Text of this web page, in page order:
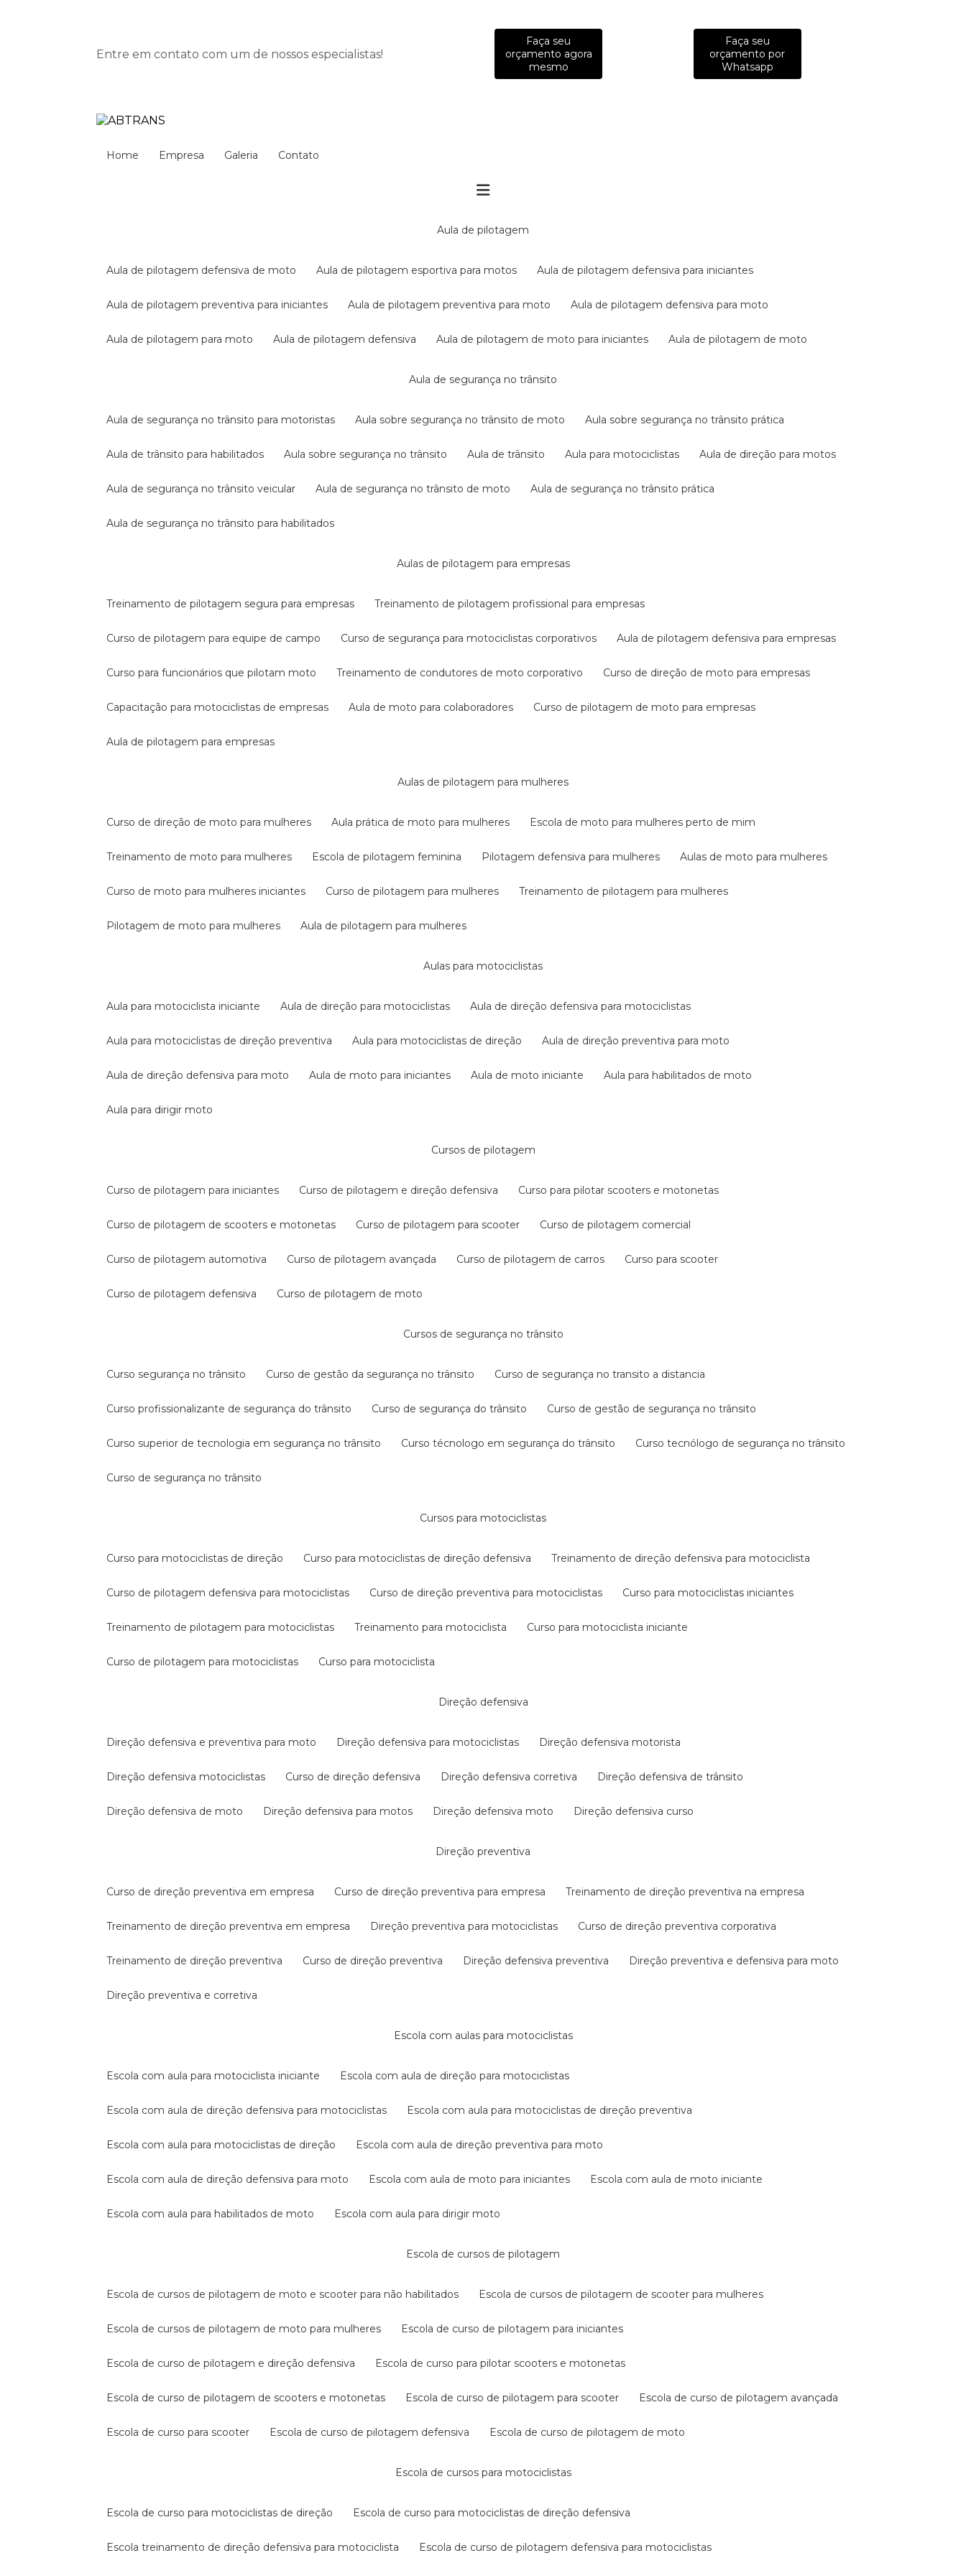
Entre em contato com um de nossos especialistas!
Faça seu
orçamento agora
mesmo
Faça seu
orçamento por
Whatsapp
Home Empresa Galeria Contato
aula de pilotagem
aula de pilotagem defensiva de moto aula de pilotagem esportiva para motos aula de pilotagem defensiva para iniciantes
aula de pilotagem preventiva para iniciantes aula de pilotagem preventiva para moto aula de pilotagem defensiva para moto
aula de pilotagem para moto aula de pilotagem defensiva aula de pilotagem de moto para iniciantes aula de pilotagem de moto
aula de segurança no trânsito
aula de segurança no trânsito para motoristas aula sobre segurança no trânsito de moto aula sobre segurança no trânsito prática
aula de trânsito para habilitados aula sobre segurança no trânsito aula de trânsito aula para motociclistas aula de direção para motos
aula de segurança no trânsito veicular aula de segurança no trânsito de moto aula de segurança no trânsito prática
aula de segurança no trânsito para habilitados
aulas de pilotagem para empresas
treinamento de pilotagem segura para empresas treinamento de pilotagem profissional para empresas
curso de pilotagem para equipe de campo curso de segurança para motociclistas corporativos aula de pilotagem defensiva para empresas
curso para funcionários que pilotam moto treinamento de condutores de moto corporativo curso de direção de moto para empresas
capacitação para motociclistas de empresas aula de moto para colaboradores curso de pilotagem de moto para empresas
aula de pilotagem para empresas
aulas de pilotagem para mulheres
curso de direção de moto para mulheres aula prática de moto para mulheres escola de moto para mulheres perto de mim
treinamento de moto para mulheres escola de pilotagem feminina pilotagem defensiva para mulheres aulas de moto para mulheres
curso de moto para mulheres iniciantes curso de pilotagem para mulheres treinamento de pilotagem para mulheres
pilotagem de moto para mulheres aula de pilotagem para mulheres
aulas para motociclistas
aula para motociclista iniciante aula de direção para motociclistas aula de direção defensiva para motociclistas
aula para motociclistas de direção preventiva aula para motociclistas de direção aula de direção preventiva para moto
aula de direção defensiva para moto aula de moto para iniciantes aula de moto iniciante aula para habilitados de moto
aula para dirigir moto
cursos de pilotagem
curso de pilotagem para iniciantes curso de pilotagem e direção defensiva curso para pilotar scooters e motonetas
curso de pilotagem de scooters e motonetas curso de pilotagem para scooter curso de pilotagem comercial
curso de pilotagem automotiva curso de pilotagem avançada curso de pilotagem de carros curso para scooter
curso de pilotagem defensiva curso de pilotagem de moto
cursos de segurança no trânsito
curso segurança no trânsito curso de gestão da segurança no trânsito curso de segurança no transito a distancia
curso profissionalizante de segurança do trânsito curso de segurança do trânsito curso de gestão de segurança no trânsito
curso superior de tecnologia em segurança no trânsito curso técnologo em segurança do trânsito curso tecnólogo de segurança no trânsito
curso de segurança no trânsito
cursos para motociclistas
curso para motociclistas de direção curso para motociclistas de direção defensiva treinamento de direção defensiva para motociclista
curso de pilotagem defensiva para motociclistas curso de direção preventiva para motociclistas curso para motociclistas iniciantes
treinamento de pilotagem para motociclistas treinamento para motociclista curso para motociclista iniciante
curso de pilotagem para motociclistas curso para motociclista
direção defensiva
direção defensiva e preventiva para moto direção defensiva para motociclistas direção defensiva motorista
direção defensiva motociclistas curso de direção defensiva direção defensiva corretiva direção defensiva de trânsito
direção defensiva de moto direção defensiva para motos direção defensiva moto direção defensiva curso
direção preventiva
curso de direção preventiva em empresa curso de direção preventiva para empresa treinamento de direção preventiva na empresa
treinamento de direção preventiva em empresa direção preventiva para motociclistas curso de direção preventiva corporativa
treinamento de direção preventiva curso de direção preventiva direção defensiva preventiva direção preventiva e defensiva para moto
direção preventiva e corretiva
escola com aulas para motociclistas
escola com aula para motociclista iniciante escola com aula de direção para motociclistas
escola com aula de direção defensiva para motociclistas escola com aula para motociclistas de direção preventiva
escola com aula para motociclistas de direção escola com aula de direção preventiva para moto
escola com aula de direção defensiva para moto escola com aula de moto para iniciantes escola com aula de moto iniciante
escola com aula para habilitados de moto escola com aula para dirigir moto
escola de cursos de pilotagem
escola de cursos de pilotagem de moto e scooter para não habilitados escola de cursos de pilotagem de scooter para mulheres
escola de cursos de pilotagem de moto para mulheres escola de curso de pilotagem para iniciantes
escola de curso de pilotagem e direção defensiva escola de curso para pilotar scooters e motonetas
escola de curso de pilotagem de scooters e motonetas escola de curso de pilotagem para scooter escola de curso de pilotagem avançada
escola de curso para scooter escola de curso de pilotagem defensiva escola de curso de pilotagem de moto
escola de cursos para motociclistas
escola de curso para motociclistas de direção escola de curso para motociclistas de direção defensiva
escola treinamento de direção defensiva para motociclista escola de curso de pilotagem defensiva para motociclistas